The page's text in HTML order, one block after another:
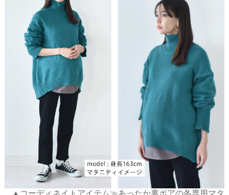
▲コーディネイトアイテム≫あったか裏ボアの冬専用マタ